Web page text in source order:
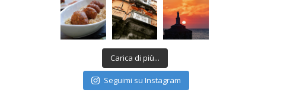
Carica di più...
Seguimi su Instagram